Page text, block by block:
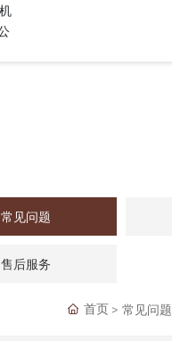
常见问题
售后服务
首页 常见问题